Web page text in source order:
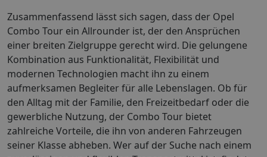
Zusammenfassend lässt sich sagen, dass der Opel
Combo Tour ein Allrounder ist, der den Ansprüchen
einer breiten Zielgruppe gerecht wird. Die gelungene
Kombination aus Funktionalität, Flexibilität und
modernen Technologien macht ihn zu einem
aufmerksamen Begleiter für alle Lebenslagen. Ob für
den Alltag mit der Familie, den Freizeitbedarf oder die
gewerbliche Nutzung, der Combo Tour bietet
zahlreiche Vorteile, die ihn von anderen Fahrzeugen
seiner Klasse abheben. Wer auf der Suche nach einem